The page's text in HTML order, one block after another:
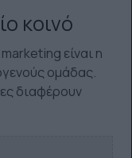
κοινό
είναι η
ομάδας.
διαφέρουν